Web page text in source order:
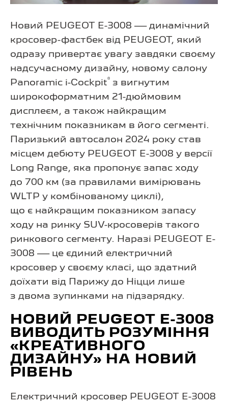
Новий PEUGEOT E-3008 — динамічний
кросовер-фастбек від PEUGEOT, який
одразу привертає увагу завдяки своєму
надсучасному дизайну, новому салону
Panoramic i-Cockpit® з вигнутим
широкоформатним 21-дюймовим
дисплеєм, а також найкращим
технічним показникам в його сегменті.
Паризький автосалон 2024 року став
місцем дебюту PEUGEOT E-3008 у версії
Long Range, яка пропонує запас ходу
до 700 км (за правилами вимірювань
WLTP у комбінованому циклі),
що є найкращим показником запасу
ходу на ринку SUV-кросоверів такого
ринкового сегменту. Наразі PEUGEOT E-
3008 — це єдиний електричний
кросовер у своєму класі, що здатний
доїхати від Парижу до Ніцци лише
з двома зупинками на підзарядку.
НОВИЙ PEUGEOT E-3008
ВИВОДИТЬ РОЗУМІННЯ
«КРЕАТИВНОГО
ДИЗАЙНУ» НА НОВИЙ
РІВЕНЬ
Електричний кросовер PEUGEOT E-3008